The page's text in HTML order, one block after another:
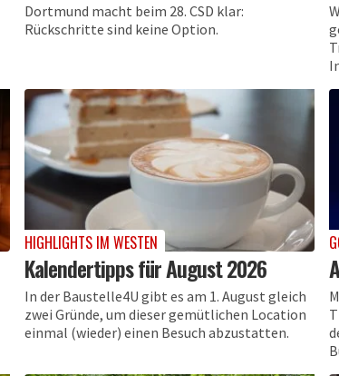
Dortmund macht beim 28. CSD klar:
Rückschritte sind keine Option.
HIGHLIGHTS IM WESTEN
Kalendertipps für August 2026
In der Baustelle4U gibt es am 1. August gleich
zwei Gründe, um dieser gemütlichen Location
einmal (wieder) einen Besuch abzustatten.